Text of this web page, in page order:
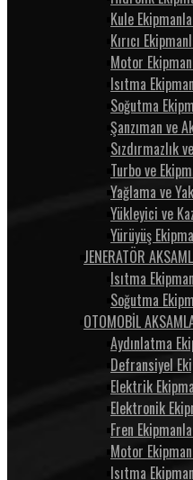
Kule
Kırıcı
Motor
Isıtma
Soğutma
Şanzıman ve
Sızdırmazlık
Turbo ve
Yağlama ve
Yükleyici ve
Yürüyüş
JENERATÖR
Isıtma
Soğutma
OTOMOBİL
Aydınlatma
Defransiyel
Elektrik
Elektronik
Fren
Motor
Isıtma